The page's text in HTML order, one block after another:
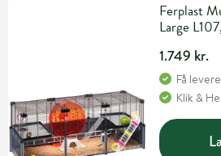
Ferplast
Large
1.749 kr.
Få
Klik &